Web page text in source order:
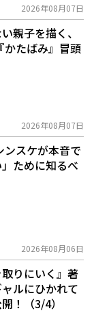
2026年08月07日
親子を描く、
かたばみ』冒頭
2026年08月07日
ンスケが本音で
ために知るべ
2026年08月06日
りにいく』著
ルにひかれて
！（3/4）